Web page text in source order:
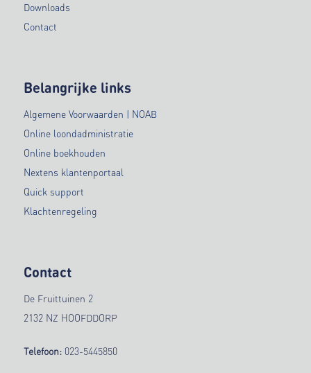
Downloads
Contact
Belangrijke links
Algemene Voorwaarden | NOAB
Online loondadministratie
Online boekhouden
Nextens klantenportaal
Quick support
Klachtenregeling
Contact
De Fruittuinen 2
2132 NZ HOOFDDORP
Telefoon:023-5445850